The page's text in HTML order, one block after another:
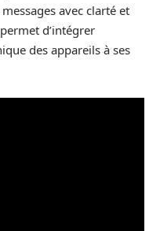
avec clarté et
d’intégrer
des appareils à ses